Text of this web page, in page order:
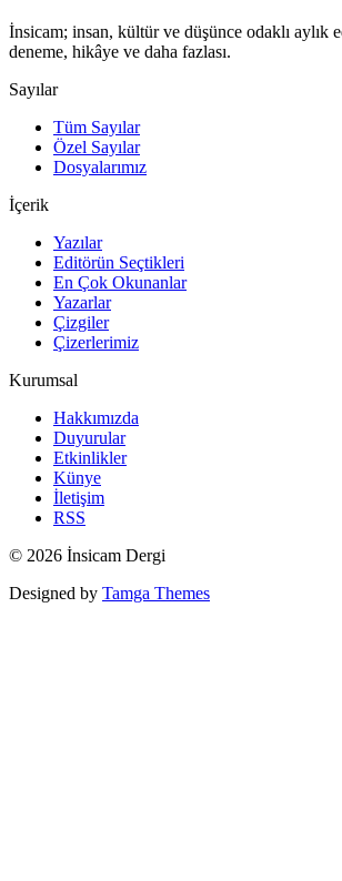
İnsicam; insan, kültür ve düşünce odaklı aylık
deneme, hikâye ve daha fazlası.
Sayılar
Tüm Sayılar
Özel Sayılar
Dosyalarımız
İçerik
Yazılar
Editörün Seçtikleri
En Çok Okunanlar
Yazarlar
Çizgiler
Çizerlerimiz
Kurumsal
Hakkımızda
Duyurular
Etkinlikler
Künye
İletişim
RSS
© 2026 İnsicam Dergi
Designed by Tamga Themes